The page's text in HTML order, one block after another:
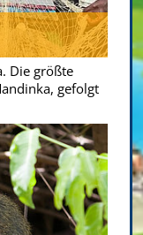
Die größte
gefolgt